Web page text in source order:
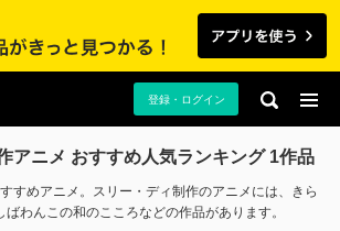
登録・ログイン
アニメ おすすめ人気ランキング 1作品
すめアニメ。スリー・ディ制作のアニメには、きら
ばわんこの和のこころなどの作品があります。